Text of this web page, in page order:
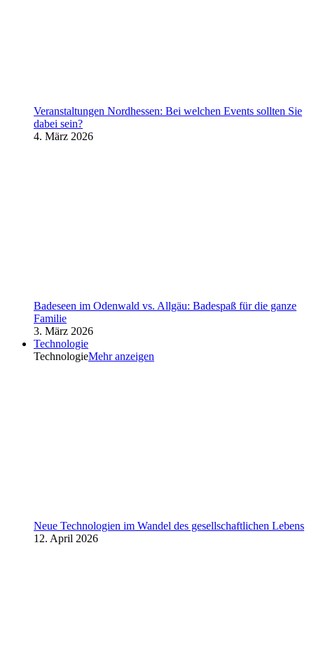
Veranstaltungen Nordhessen: Bei welchen Events sollten Sie
dabei sein?
4. März 2026
Badeseen im Odenwald vs. Allgäu: Badespaß für die ganze
Familie
3. März 2026
Technologie
TechnologieMehr anzeigen
Neue Technologien im Wandel des gesellschaftlichen Lebens
12. April 2026